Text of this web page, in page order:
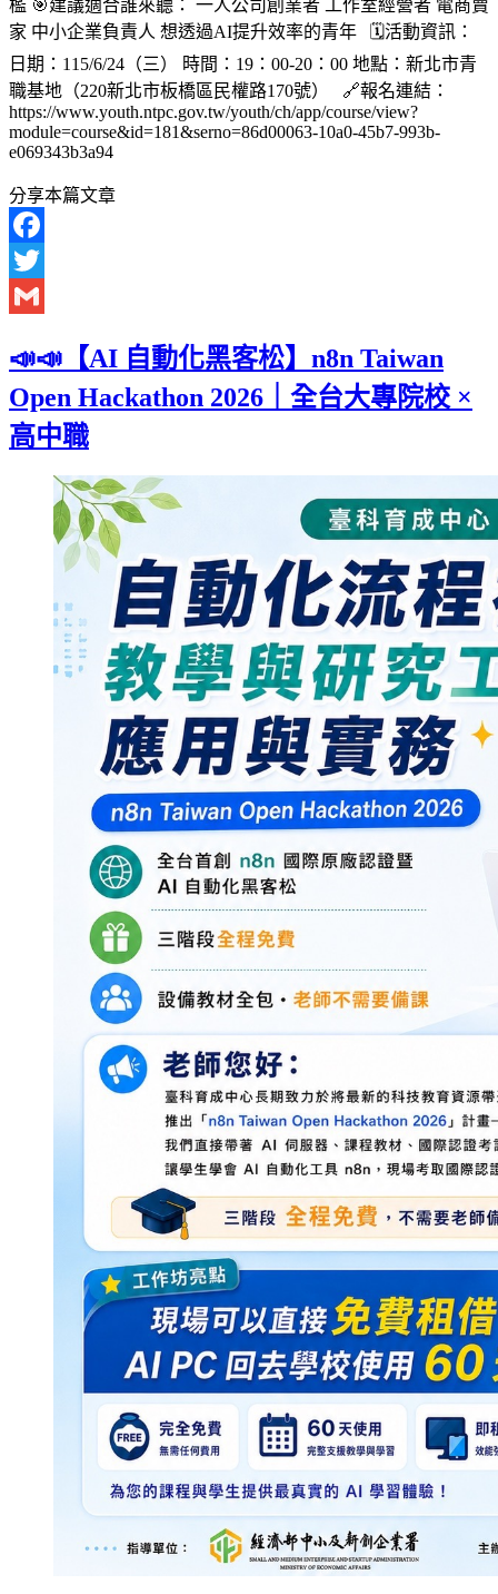
檻 🎯建議適合誰來聽： 一人公司創業者 工作室經營者 電商賣
家 中小企業負責人 想透過AI提升效率的青年 🗓️活動資訊：
日期：115/6/24（三） 時間：19：00-20：00 地點：新北市青
職基地（220新北市板橋區民權路170號） 🔗報名連結：
https://www.youth.ntpc.gov.tw/youth/ch/app/course/view?
module=course&id=181&serno=86d00063-10a0-45b7-993b-
e069343b3a94
分享本篇文章
Facebook
Twitter
📣📣【AI 自動化黑客松】n8n Taiwan
Open Hackathon 2026｜全台大專院校 ×
高中職